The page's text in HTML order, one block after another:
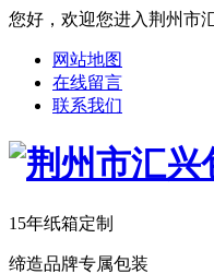
您好，欢迎您进入荆州市
网站地图
在线留言
联系我们
15年纸箱定制
缔造品牌专属包装